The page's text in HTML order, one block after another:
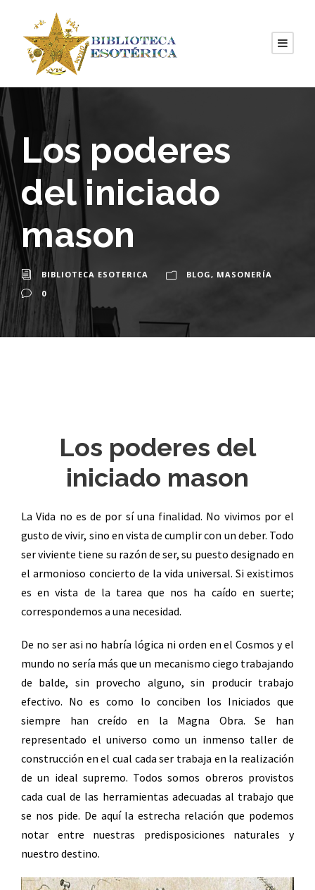
Los poderes
del iniciado
mason
BIBLIOTECA ESOTERICA BLOG, MASONERÍA
0
Los poderes del
iniciado mason
La Vida no es de por sí una finalidad. No vivimos por el
gusto de vivir, sino en vista de cumplir con un deber. Todo
ser viviente tiene su razón de ser, su puesto designado en
el armonioso concierto de la vida universal. Si existimos
es en vista de la tarea que nos ha caído en suerte;
correspondemos a una necesidad.
De no ser asi no habría lógica ni orden en el Cosmos y el
mundo no sería más que un mecanismo ciego trabajando
de balde, sin provecho alguno, sin producir trabajo
efectivo. No es como lo conciben los Iniciados que
siempre han creído en la Magna Obra. Se han
representado el universo como un inmenso taller de
construcción en el cual cada ser trabaja en la realización
de un ideal supremo. Todos somos obreros provistos
cada cual de las herramientas adecuadas al trabajo que
se nos pide. De aquí la estrecha relación que podemos
notar entre nuestras predisposiciones naturales y
nuestro destino.